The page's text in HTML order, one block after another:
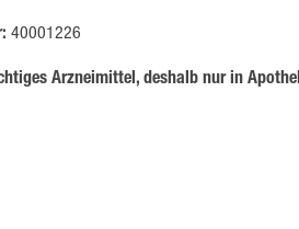
40001226
Arzneimittel, deshalb nur in